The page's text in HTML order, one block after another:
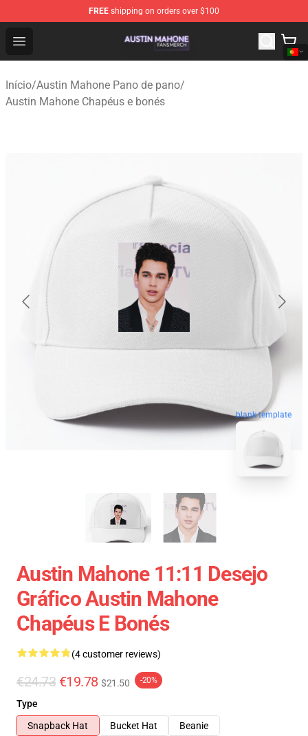
FREE shipping on orders over $100
Open menu
Austin Mahone Shop - Official Austin Mahone
Início/Austin Mahone Pano de pano/
Austin Mahone Chapéus e bonés
blank template
Austin Mahone 11:11 Desejo
Gráfico Austin Mahone
Chapéus E Bonés
(4 customer reviews)
€24.73 €19.78 $21.50 -20%
Type
Snapback Hat
Bucket Hat
Beanie